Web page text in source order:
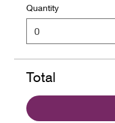
Quantity
Total